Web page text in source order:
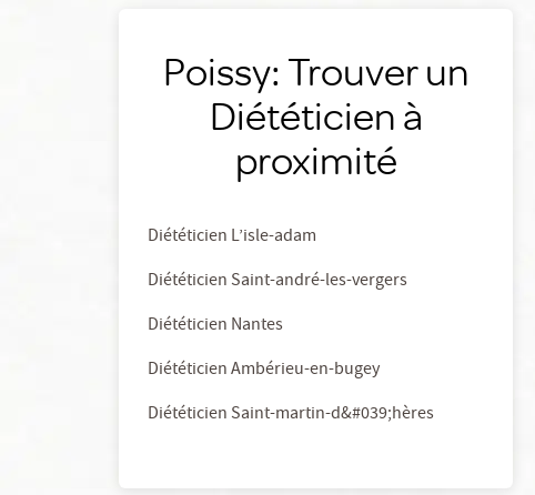
Poissy: Trouver un
Diététicien à
proximité
Diététicien L’isle-adam
Diététicien Saint-andré-les-vergers
Diététicien Nantes
Diététicien Ambérieu-en-bugey
Diététicien Saint-martin-d&#039;hères